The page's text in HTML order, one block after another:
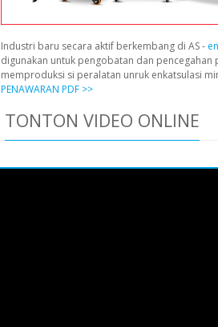
Industri baru secara aktif berkembang di AS -
digunakan untuk pengobatan dan pencegahan
memproduksi si peralatan unruk enkatsulasi
PENAWARAN PDF >>
TONTON VIDEO ONLINE